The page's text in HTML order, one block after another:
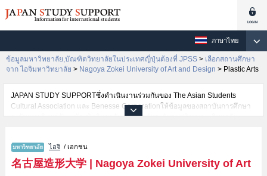
ภาษาไทย
ข้อมูลมหาวิทยาลัย,บัณฑิตวิทยาลัยในประเทศญี่ปุ่นต้องที่ JPSS > เลือกสถานศึกษา
จาก ไอจิมหาวิทยาลัย > Nagoya Zokei University of Art and Design > Plastic Arts
JAPAN STUDY SUPPORTซึ่งดำเนินงานร่วมกันของ The Asian Students
Cultural Association และ Benesse Corporationให้ข้อมูลของสถาบันการศึกษา
ระดับมหาวิทยาลัย・บัณฑิตวิทยาลัย・วิทยาลัยระดับอนุปริญญา・วิทยาลัย
จำเป็นสำหรับนักศึกษาต่างชาติเช่นข้อมูลของแต่ละคณะ,ข้อมูลการสอบคัดเลือก
เข้าศึกษาเช่นจำนวนคนที่รับสมัครหรือจำนวนคนที่ผ่านการสอบคัดเลือก
เป็นต้น,แนะนำสถานที่,การเดินทางเป็นต้นไว้ด้วยดังนั้นขอเชิญใช้บริการค้นหา
ไอจิ / เอกชน
名古屋造形大学| Nagoya Zokei University of Art